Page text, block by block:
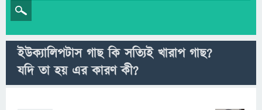
ইউক্যালিপটাস গাছ কি সত্যিই খারাপ গাছ?
যদি তা হয় এর কারণ কী?